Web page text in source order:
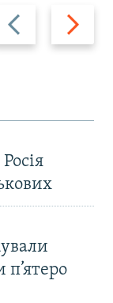
Назад Вперед